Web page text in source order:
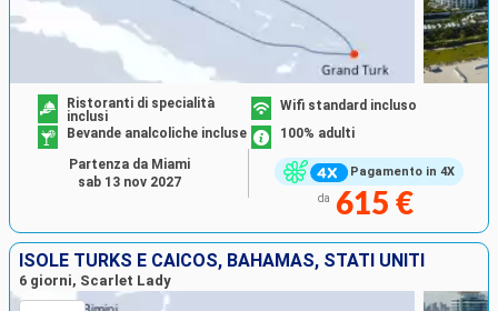
Pagamento in 4X
Ristoranti di specialità
inclusi
Wifi standard incluso
Bevande analcoliche incluse
100% adulti
da 615 €
Partenza da Miami
sab 13 nov 2027
ISOLE TURKS E CAICOS, BAHAMAS, STATI UNITI
6 giorni, Scarlet Lady